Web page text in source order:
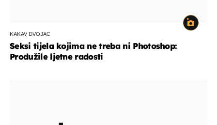
KAKAV DVOJAC
Seksi tijela kojima ne treba ni Photoshop:
Produžile ljetne radosti